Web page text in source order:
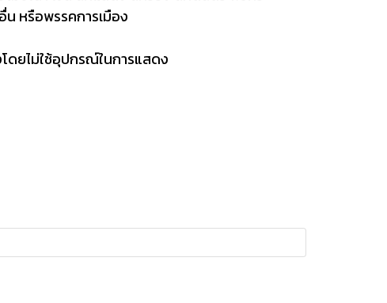
น หรือพรรคการเมือง
ดยไม่ใช้อุปกรณ์ในการแสดง